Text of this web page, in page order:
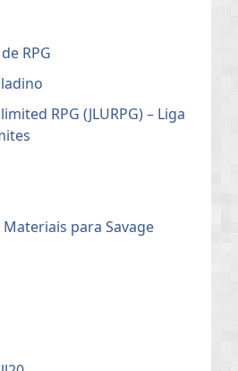
RPG
RPG (JLURPG) – Liga
para Savage